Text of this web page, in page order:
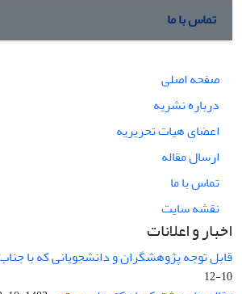
تماس با ما
صفحه اصلی
درباره نشریه
اعضای هیات تحریریه
ارسال مقاله
تماس با ما
نقشه سایت
اخبار و اعلانات
قابل توجه پژوهشگران و دانشجویانی که با
10-12